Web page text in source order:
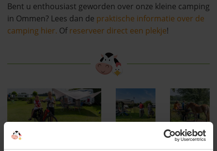
Bent u enthousiast geworden over onze kleine camping
in Ommen? Lees dan de praktische informatie over de
camping hier. Ofreserveer direct een plekje!